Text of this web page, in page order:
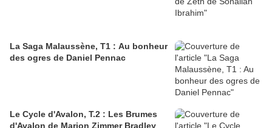
La Saga Malaussène, T1 : Au bonheur
des ogres de Daniel Pennac
Le Cycle d'Avalon, T.2 : Les Brumes
d'Avalon de Marion Zimmer Bradley